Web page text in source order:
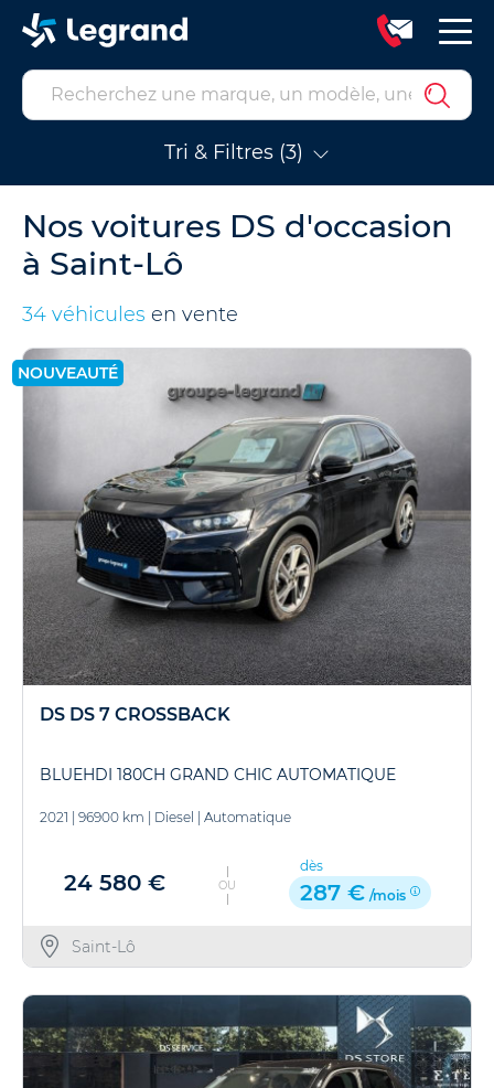
Tri & Filtres (3)
Nos voitures DS d'occasion
à Saint-Lô
34 véhicules en vente
NOUVEAUTÉ
DS DS 7 CROSSBACK
BLUEHDI 180CH GRAND CHIC AUTOMATIQUE
2021 | 96900 km | Diesel | Automatique
24 580 € OU
dès
287 € /mois
Saint-Lô